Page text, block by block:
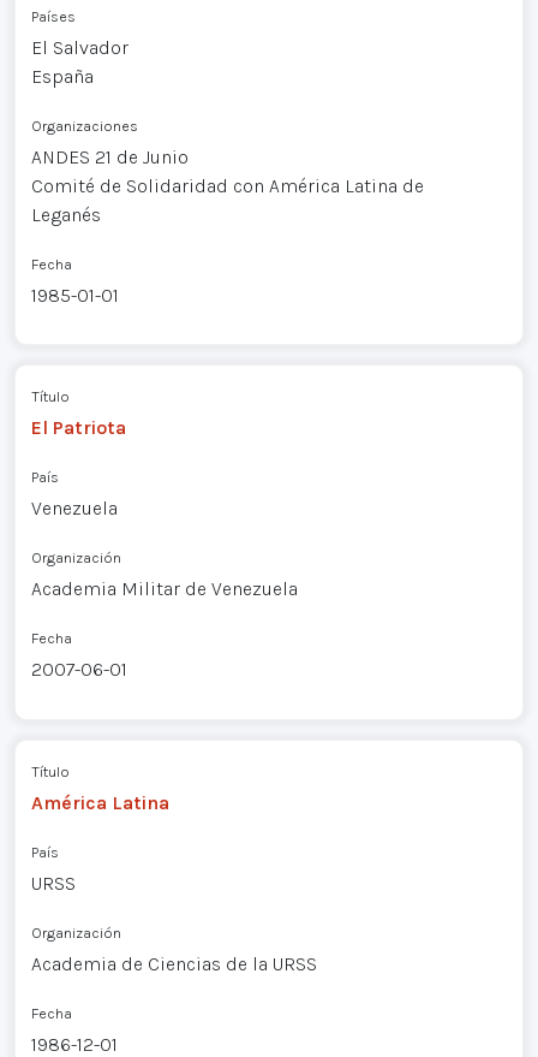
Países
El Salvador
España
Organizaciones
ANDES 21 de Junio
Comité de Solidaridad con América Latina de
Leganés
Fecha
1985-01-01
Título
El Patriota
País
Venezuela
Organización
Academia Militar de Venezuela
Fecha
2007-06-01
Título
América Latina
País
URSS
Organización
Academia de Ciencias de la URSS
Fecha
1986-12-01